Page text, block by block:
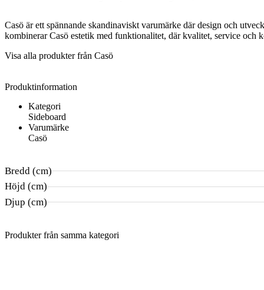
Casö är ett spännande skandinaviskt varumärke där design och
kombinerar Casö estetik med funktionalitet, där kvalitet, service
Visa alla produkter från Casö
Produktinformation
Kategori
Sideboard
Varumärke
Casö
Bredd (cm)
Höjd (cm)
Djup (cm)
Produkter från samma kategori